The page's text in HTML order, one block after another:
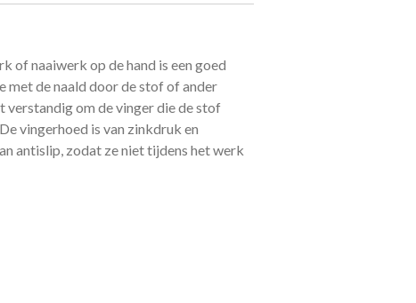
of naaiwerk op de hand is een goed
met de naald door de stof of ander
verstandig om de vinger die de stof
vingerhoed is van zinkdruk en
antislip, zodat ze niet tijdens het werk